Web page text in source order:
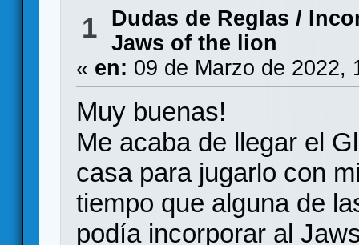
1 Dudas de Reglas /
Jaws of the lion
« en: 09 de Marzo de 2022,
Muy buenas!
Me acaba de llegar el
casa para jugarlo con
tiempo que alguna de
podía incorporar al